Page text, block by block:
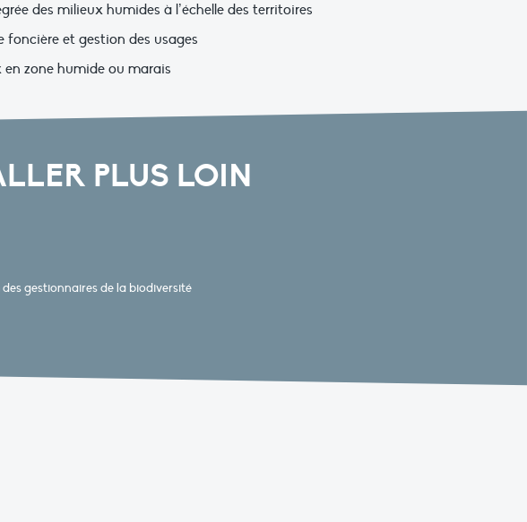
des milieux humides à l’échelle des territoires
foncière et gestion des usages
zone humide ou marais
PLUS LOIN
gestionnaires de la biodiversité